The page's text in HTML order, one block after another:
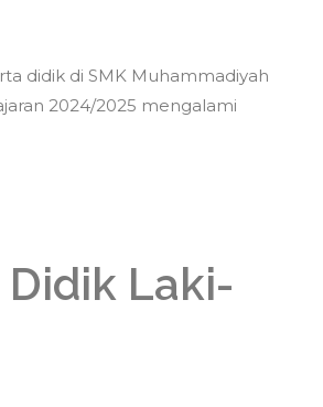
didik di SMK Muhammadiyah
2024/2025 mengalami
Didik Laki-